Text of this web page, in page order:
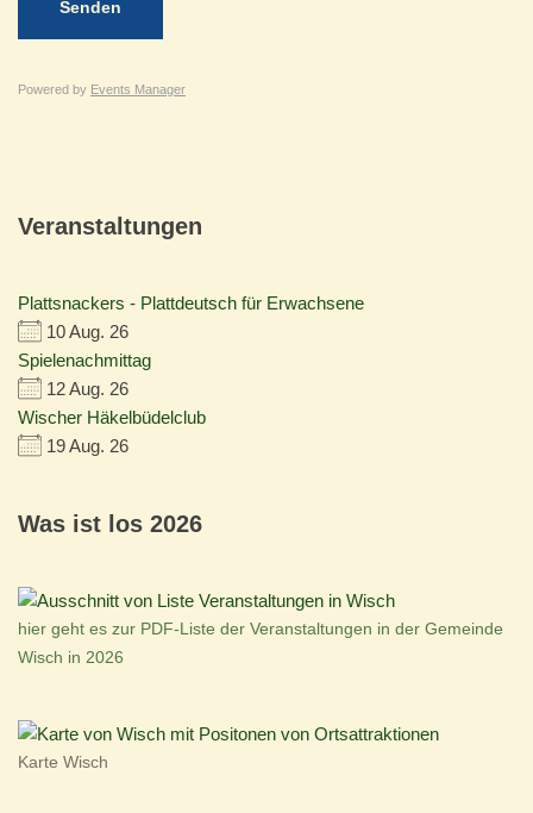
Powered by Events Manager
Veranstaltungen
Plattsnackers - Plattdeutsch für Erwachsene
10 Aug. 26
Spielenachmittag
12 Aug. 26
Wischer Häkelbüdelclub
19 Aug. 26
Was ist los 2026
hier geht es zur PDF-Liste der Veranstaltungen in der Gemeinde
Wisch in 2026
Karte Wisch